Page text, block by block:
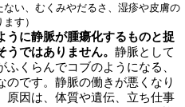
ない、むくみやだるさ、湿疹や皮膚の
す）
うに静脈が腫瘍化するものと捉
ではありません。 静脈として
くらんでコブのようになる、
のです。静脈の働きが悪くなり
原因は、体質や遺伝、立ち仕事